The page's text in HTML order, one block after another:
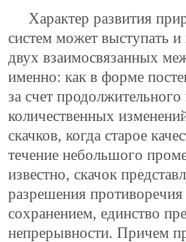
Характер развития
систем может выступать и
двух взаимосвязанных
именно: как в форме
за счет продолжительного
количественных
скачков, когда старое
течение небольшого
известно, скачок
разрешения
сохранением, единство
непрерывности. Причем